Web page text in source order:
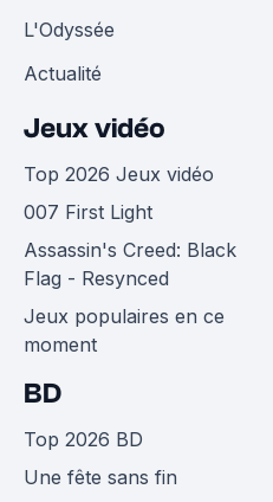
L'Odyssée
Actualité
Jeux vidéo
Top 2026 Jeux vidéo
007 First Light
Assassin's Creed: Black
Flag - Resynced
Jeux populaires en ce
moment
BD
Top 2026 BD
Une fête sans fin